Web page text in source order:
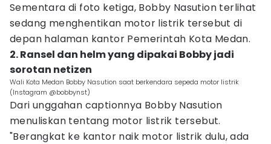
Sementara di foto ketiga, Bobby Nasution terlihat
sedang menghentikan motor listrik tersebut di
depan halaman kantor Pemerintah Kota Medan.
2. Ransel dan helm yang dipakai Bobby jadi
sorotan netizen
Wali Kota Medan Bobby Nasution saat berkendara sepeda motor listrik
(Instagram @bobbynst)
Dari unggahan captionnya Bobby Nasution
menuliskan tentang motor listrik tersebut.
"Berangkat ke kantor naik motor listrik dulu, ada